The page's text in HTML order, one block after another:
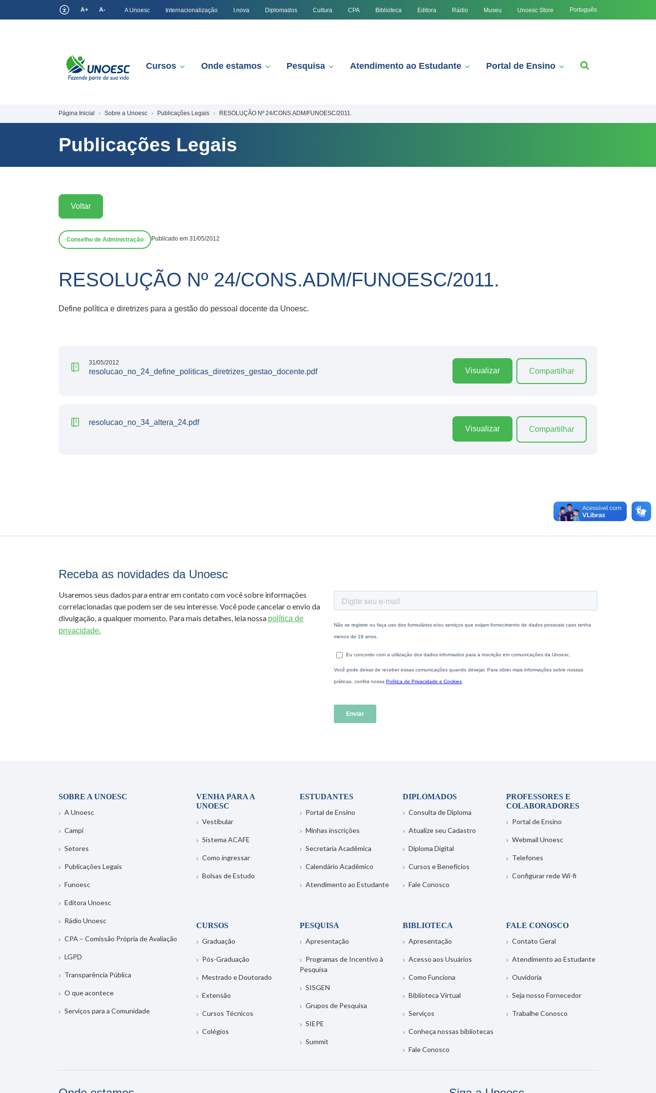
A+ A- A Unoesc Internacionalização I.nova Diplomados Cultura CPA Biblioteca Editora Rádio Museu Unoesc Store Português
Cursos Onde estamos Pesquisa Atendimento ao Estudante Portal de Ensino
Página Inicial Sobre a Unoesc Publicações Legais RESOLUÇÃO Nº 24/CONS.ADM/FUNOESC/2011.
Publicações Legais
Voltar
Conselho de Administração Publicado em 31/05/2012
RESOLUÇÃO Nº 24/CONS.ADM/FUNOESC/2011.
Define política e diretrizes para a gestão do pessoal docente da Unoesc.
31/05/2012
resolucao_no_24_define_politicas_diretrizes_gestao_docente.pdf Visualizar Compartilhar
resolucao_no_34_altera_24.pdf
Visualizar Compartilhar
Receba as novidades da Unoesc
Usaremos seus dados para entrar em contato com você sobre informações
correlacionadas que podem ser de seu interesse. Você pode cancelar o envio da
divulgação, a qualquer momento. Para mais detalhes, leia nossa política de
privacidade.
SOBRE A UNOESC
A Unoesc
Campi
Setores
Publicações Legais
Funoesc
Editora Unoesc
Rádio Unoesc
CPA – Comissão Própria de Avaliação
LGPD
Transparência Pública
O que acontece
Serviços para a Comunidade
VENHA PARA A
UNOESC
Vestibular
Sistema ACAFE
Como ingressar
Bolsas de Estudo
ESTUDANTES
Portal de Ensino
Minhas inscrições
Secretaria Acadêmica
Calendário Acadêmico
Atendimento ao Estudante
DIPLOMADOS
Consulta de Diploma
Atualize seu Cadastro
Diploma Digital
Cursos e Benefícios
Fale Conosco
PROFESSORES E
COLABORADORES
Portal de Ensino
Webmail Unoesc
Telefones
Configurar rede Wi-fi
CURSOS
Graduação
Pós-Graduação
Mestrado e Doutorado
Extensão
Cursos Técnicos
Colégios
PESQUISA
Apresentação
Programas de Incentivo à
Pesquisa
SISGEN
Grupos de Pesquisa
SIEPE
Summit
BIBLIOTECA
Apresentação
Acesso aos Usuários
Como Funciona
Biblioteca Virtual
Serviços
Conheça nossas bibliotecas
Fale Conosco
FALE CONOSCO
Contato Geral
Atendimento ao Estudante
Ouvidoria
Seja nosso Fornecedor
Trabalhe Conosco